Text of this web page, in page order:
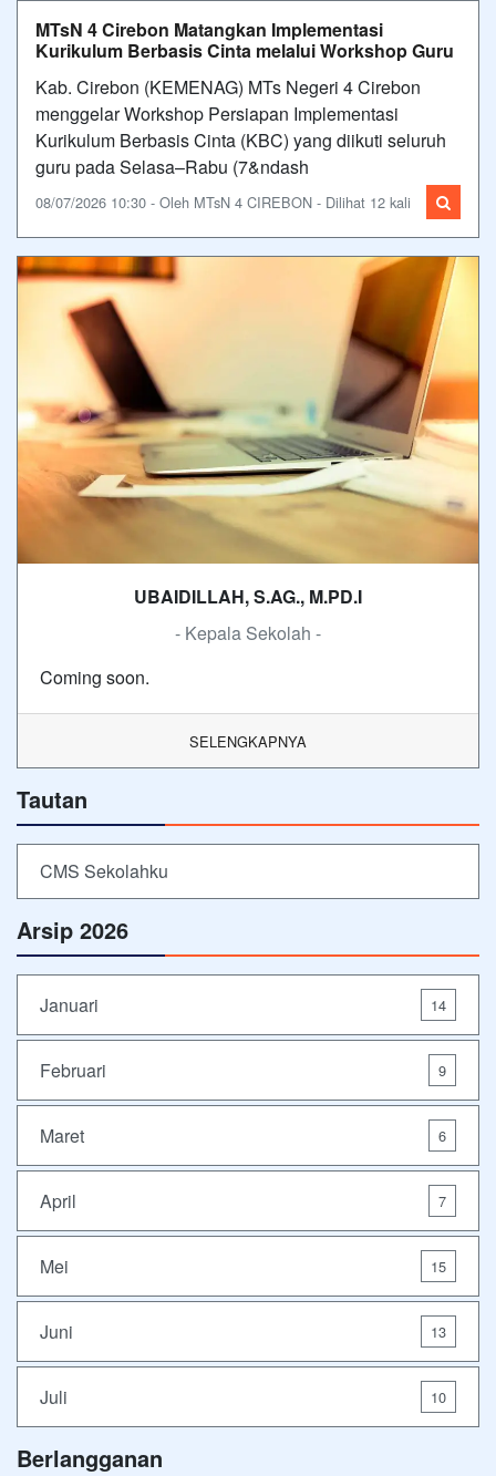
MTsN 4 Cirebon Matangkan Implementasi
Kurikulum Berbasis Cinta melalui Workshop Guru
Kab. Cirebon (KEMENAG) MTs Negeri 4 Cirebon
menggelar Workshop Persiapan Implementasi
Kurikulum Berbasis Cinta (KBC) yang diikuti seluruh
guru pada Selasa–Rabu (7&ndash
08/07/2026 10:30 - Oleh MTsN 4 CIREBON - Dilihat 12 kali
UBAIDILLAH, S.AG., M.PD.I
- Kepala Sekolah -
Coming soon.
SELENGKAPNYA
Tautan
CMS Sekolahku
Arsip 2026
Januari 14
Februari 9
Maret 6
April 7
Mei 15
Juni 13
Juli 10
Berlangganan